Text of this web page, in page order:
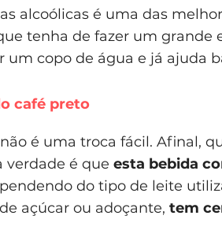
alcoólicas é uma das
tenha de fazer um grande
um copo de água e já ajuda
café preto
é uma troca fácil. Afinal,
verdade é que esta bebida
do tipo de leite
açúcar ou adoçante, tem